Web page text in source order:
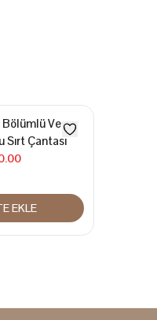
Ve
Sırt Çantası
EKLE